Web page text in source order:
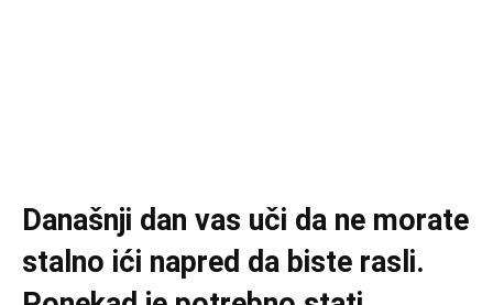
Današnji dan vas uči da ne morate
stalno ići napred da biste rasli.